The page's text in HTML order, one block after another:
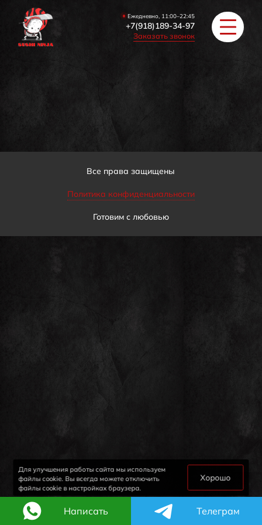
Ежедневно, 11:00–22:45
+7(918)189-34-97
Заказать звонок
ЗАКУСКИ / СУПЫ
COУС / ИМБИРЬ
Все права защищены
Политика конфиденциальности
Готовим с любовью
Для улучшения работы сайта мы используем
файлы cookie. Вы всегда можете отключить
файлы cookie в настройках браузера.
Хорошо
Написать Телеграм